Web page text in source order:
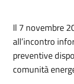
Il 7 novembre
all’incontro
preventive
comunità